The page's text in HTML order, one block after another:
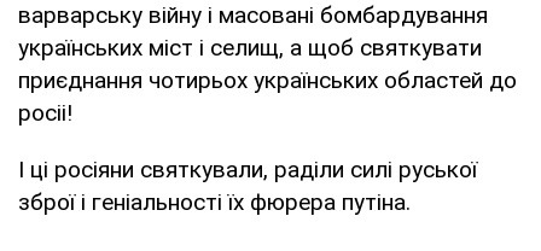
варварську війну і масовані бомбардування
українських міст і селищ, а щоб святкувати
приєднання чотирьох українських областей до
росіі!
І ці росіяни святкували, раділи силі руської
зброї і геніальності їх фюрера путіна.